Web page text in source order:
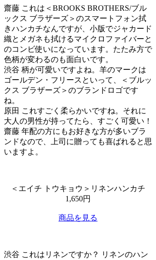
齋藤 これは＜BROOKS BROTHERS/ブル
ックス ブラザーズ＞のスマートフォン拭
きハンカチなんですが、小版でジャカード
織とメガネも拭けるマイクロファイバーと
のコンビ使いになっています。たたみ方で
色柄が変わるのも面白いです。
渋谷 柄が可愛いですよね。羊のマークは
ゴールデン・フリースといって、＜ブルッ
クス ブラザーズ＞のブランドロゴです
ね。
原田 これすごく柔らかいですね。それに
大人の男性が持ってたら、すごく可愛い！
齋藤 年配の方にもお好きな方が多いブラ
ンドなので、上司に贈っても喜ばれると思
いますよ。
＜エイチ トウキョウ＞リネンハンカチ
1,650円
商品を見る
渋谷 これはリネンですか？ リネンのハン